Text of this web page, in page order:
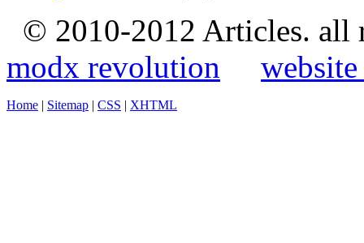
© 2010-2012 Articles.
modx revolution
Home | Sitemap | CSS | XHTML